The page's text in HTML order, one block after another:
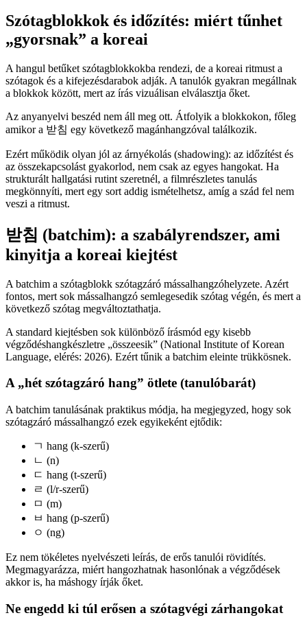
Szótagblokkok és időzítés: miért tűnhet
„gyorsnak” a koreai
A hangul betűket szótagblokkokba rendezi, de a koreai ritmust a
szótagok és a kifejezésdarabok adják. A tanulók gyakran megállnak
a blokkok között, mert az írás vizuálisan elválasztja őket.
Az anyanyelvi beszéd nem áll meg ott. Átfolyik a blokkokon, főleg
amikor a 받침 egy következő magánhangzóval találkozik.
Ezért működik olyan jól az árnyékolás (shadowing): az időzítést és
az összekapcsolást gyakorlod, nem csak az egyes hangokat. Ha
strukturált hallgatási rutint szeretnél, a filmrészletes tanulás
megkönnyíti, mert egy sort addig ismételhetsz, amíg a szád fel nem
veszi a ritmust.
받침 (batchim): a szabályrendszer, ami
kinyitja a koreai kiejtést
A batchim a szótagblokk szótagzáró mássalhangzóhelyzete. Azért
fontos, mert sok mássalhangzó semlegesedik szótag végén, és mert a
következő szótag megváltoztathatja.
A standard kiejtésben sok különböző írásmód egy kisebb
végződéshangkészletre „összeesik” (National Institute of Korean
Language, elérés: 2026). Ezért tűnik a batchim eleinte trükkösnek.
A „hét szótagzáró hang” ötlete (tanulóbarát)
A batchim tanulásának praktikus módja, ha megjegyzed, hogy sok
szótagzáró mássalhangzó ezek egyikeként ejtődik:
ㄱ hang (k-szerű)
ㄴ (n)
ㄷ hang (t-szerű)
ㄹ (l/r-szerű)
ㅁ (m)
ㅂ hang (p-szerű)
ㅇ (ng)
Ez nem tökéletes nyelvészeti leírás, de erős tanulói rövidítés.
Megmagyarázza, miért hangozhatnak hasonlónak a végződések
akkor is, ha máshogy írják őket.
Ne engedd ki túl erősen a szótagvégi zárhangokat